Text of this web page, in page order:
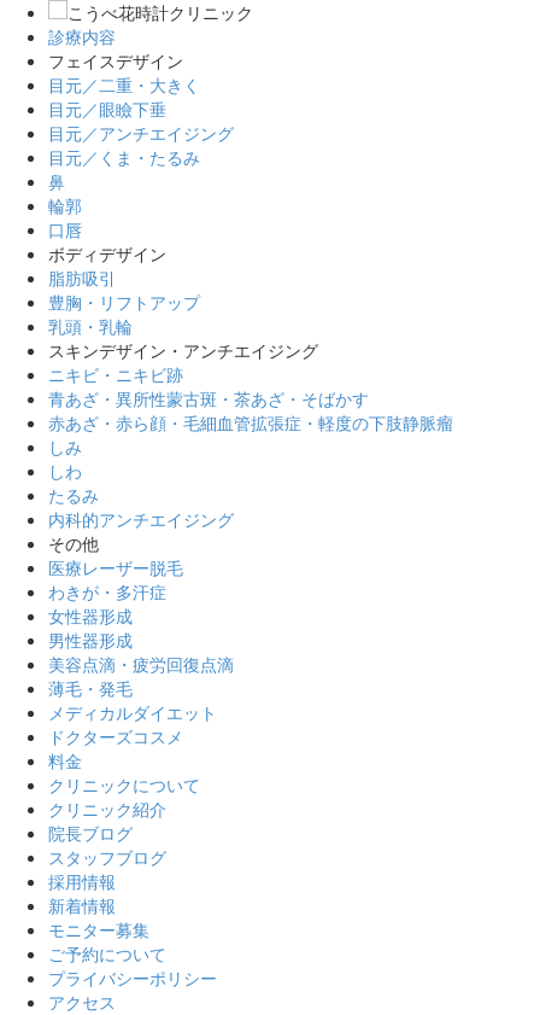
診療内容
フェイスデザイン
目元／二重・大きく
目元／眼瞼下垂
目元／アンチエイジング
目元／くま・たるみ
鼻
輪郭
口唇
ボディデザイン
脂肪吸引
豊胸・リフトアップ
乳頭・乳輪
スキンデザイン・アンチエイジング
ニキビ・ニキビ跡
青あざ・異所性蒙古斑・茶あざ・そばかす
赤あざ・赤ら顔・毛細血管拡張症・軽度の下肢静脈瘤
しみ
しわ
たるみ
内科的アンチエイジング
その他
医療レーザー脱毛
わきが・多汗症
女性器形成
男性器形成
美容点滴・疲労回復点滴
薄毛・発毛
メディカルダイエット
ドクターズコスメ
料金
クリニックについて
クリニック紹介
院長ブログ
スタッフブログ
採用情報
新着情報
モニター募集
ご予約について
プライバシーポリシー
アクセス